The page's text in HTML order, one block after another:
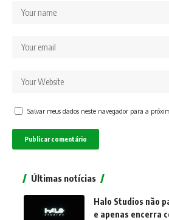
Salvar meus dados neste navegador para a
Últimas notícias
Halo Studios não
e apenas encerra